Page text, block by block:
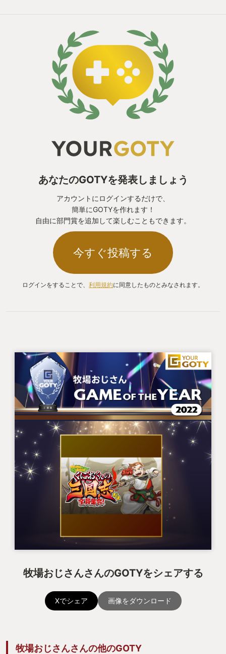
あなたのGOTYを発表しましょう
アカウントにログインするだけで、
簡単にGOTYを作れます！
自由に部門賞を追加して楽しむこともできます。
今すぐ投稿する
ログインをすることで、 利用規約に同意したものとみなされます。
牧場おじさんさんのGOTYをシェアする
Xでシェア 画像をダウンロード
牧場おじさんさんの他のGOTY